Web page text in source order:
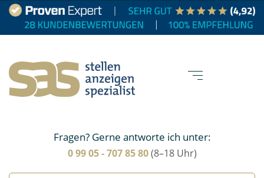
Fragen? Gerne antworte ich unter:
0 99 05 - 707 85 80 (8–18 Uhr)